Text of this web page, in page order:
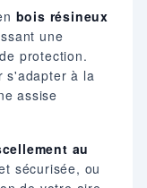
bois résineux
une
protection.
s'adapter à la
assise
au
sécurisée, ou